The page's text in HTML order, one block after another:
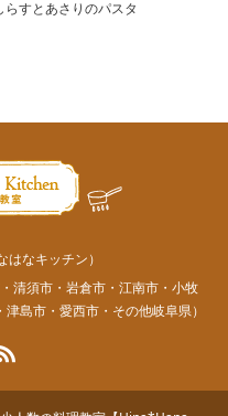
らすとあさりのパスタ
なキッチン）
清須市・岩倉市・江南市・小牧
島市・愛西市・その他岐阜県）